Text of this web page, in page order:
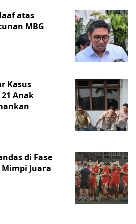
atas
MBG
Kasus
Anak
di Fase
Mimpi Juara